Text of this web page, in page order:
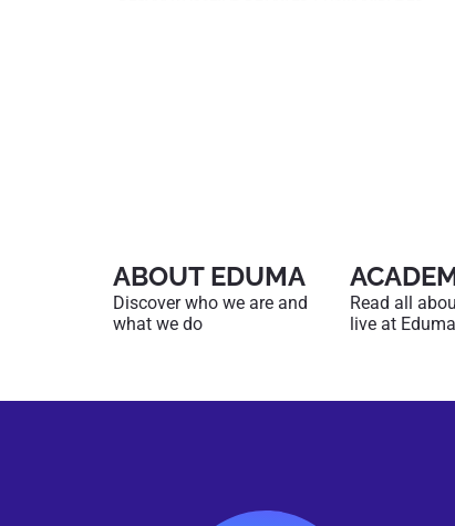
ABOUT EDUMA
Discover who we are and
what we do
Read all
live at Eduma